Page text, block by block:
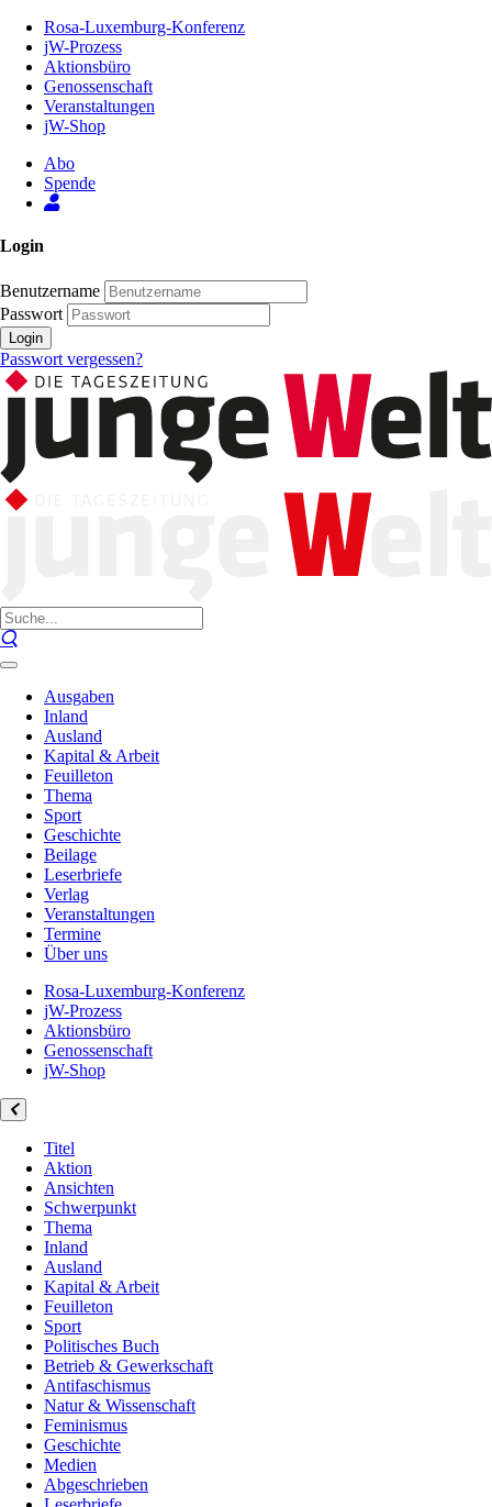
Inhalt
Seite
Rosa-Luxemburg-Konferenz
jW-Prozess
Aktionsbüro
Genossenschaft
Veranstaltungen
jW-Shop
Abo
Spende
Login
Benutzername
Passwort
Login
Passwort vergessen?
Ausgaben
Inland
Ausland
Kapital & Arbeit
Feuilleton
Thema
Sport
Geschichte
Beilage
Leserbriefe
Verlag
Veranstaltungen
Termine
Über uns
Rosa-Luxemburg-Konferenz
jW-Prozess
Aktionsbüro
Genossenschaft
jW-Shop
Titel
Aktion
Ansichten
Schwerpunkt
Thema
Inland
Ausland
Kapital & Arbeit
Feuilleton
Sport
Politisches Buch
Betrieb & Gewerkschaft
Antifaschismus
Natur & Wissenschaft
Feminismus
Geschichte
Medien
Abgeschrieben